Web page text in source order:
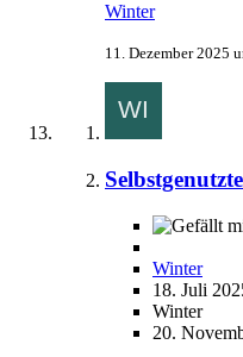
Winter
11. Dezember 2025
Winter
18. Juli
Winter
20.